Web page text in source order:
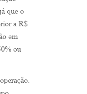
que o
a R$
em
ou